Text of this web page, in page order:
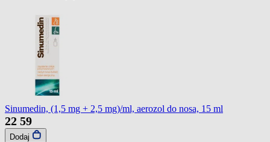
Sinumedin, (1,5 mg + 2,5 mg)/ml, aerozol do nosa, 15 ml
22 59
Dodaj